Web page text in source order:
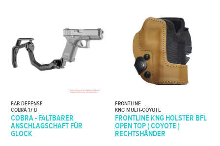
FAB DEFENSE
COBRA 17 B
COBRA - FALTBARER
ANSCHLAGSCHAFT FÜR
GLOCK
FRONTLINE
KNG MULTI-COYOTE
FRONTLINE KNG HOLSTER BFL
OPEN TOP ( COYOTE )
RECHTSHÄNDER